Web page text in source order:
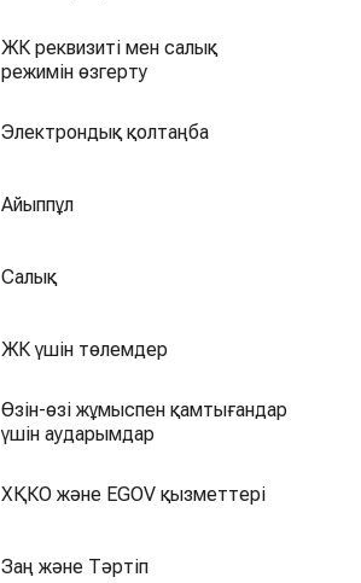
ЖК реквизиті мен салық
режимін өзгерту
Электрондық қолтаңба
Айыппұл
Салық
ЖК үшін төлемдер
Өзін-өзі жұмыспен қамтығандар
үшін аударымдар
ХҚКО және EGOV қызметтері
Заң және Тәртіп